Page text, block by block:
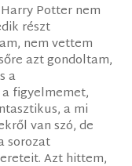
Potter nem
részt
nem vettem
azt gondoltam,
a
figyelmemet,
a mi
van szó, de
sorozat
Azt hittem,